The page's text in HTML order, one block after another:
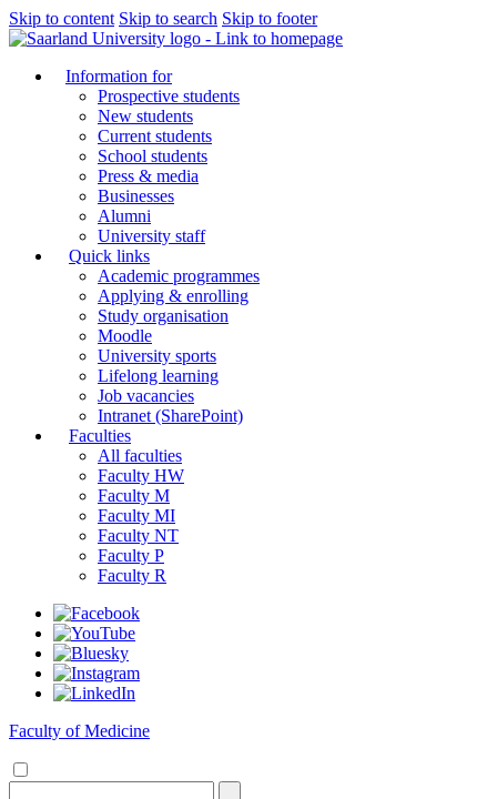
Skip to content Skip to search Skip to footer
Information for
Prospective students
New students
Current students
School students
Press & media
Businesses
Alumni
University staff
Quick links
Academic programmes
Applying & enrolling
Study organisation
Moodle
University sports
Lifelong learning
Job vacancies
Intranet (SharePoint)
Faculties
All faculties
Faculty HW
Faculty M
Faculty MI
Faculty NT
Faculty P
Faculty R
Faculty of Medicine